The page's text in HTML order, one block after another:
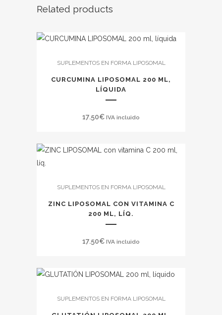
Related products
SUPLEMENTOS EN FORMA LIPOSOMAL
CURCUMINA LIPOSOMAL 200 ML,
LÍQUIDA
17.50€ IVA incluido
SUPLEMENTOS EN FORMA LIPOSOMAL
ZINC LIPOSOMAL CON VITAMINA C
200 ML, LÍQ.
17.50€ IVA incluido
SUPLEMENTOS EN FORMA LIPOSOMAL